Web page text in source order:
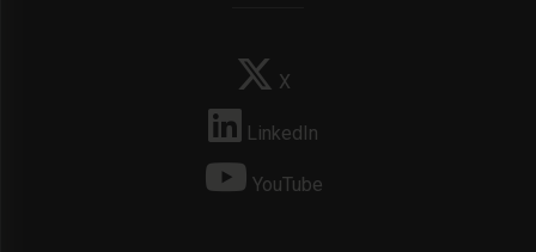
X
LinkedIn
YouTube